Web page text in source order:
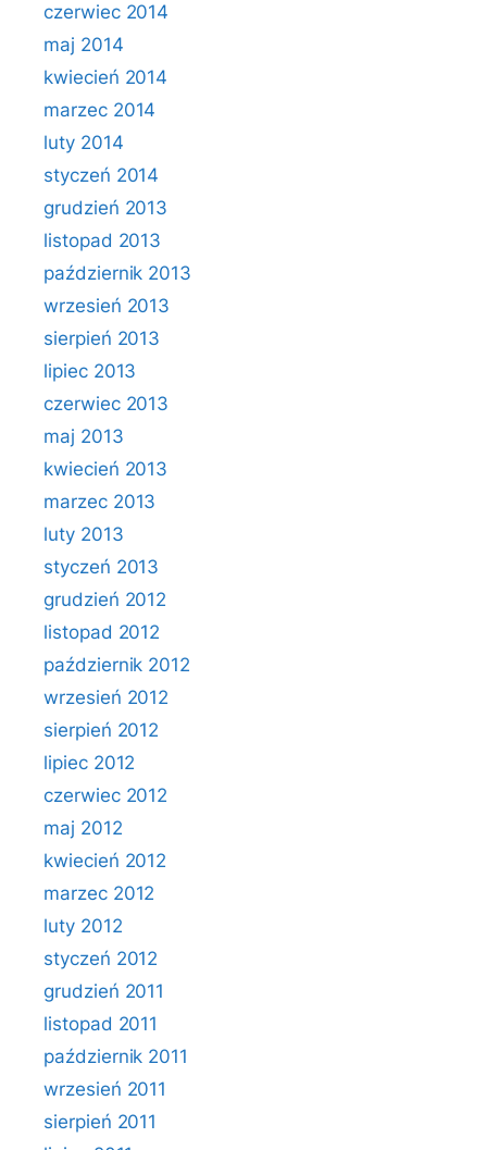
czerwiec 2014
maj 2014
kwiecień 2014
marzec 2014
luty 2014
styczeń 2014
grudzień 2013
listopad 2013
październik 2013
wrzesień 2013
sierpień 2013
lipiec 2013
czerwiec 2013
maj 2013
kwiecień 2013
marzec 2013
luty 2013
styczeń 2013
grudzień 2012
listopad 2012
październik 2012
wrzesień 2012
sierpień 2012
lipiec 2012
czerwiec 2012
maj 2012
kwiecień 2012
marzec 2012
luty 2012
styczeń 2012
grudzień 2011
listopad 2011
październik 2011
wrzesień 2011
sierpień 2011